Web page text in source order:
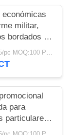
económicas
militar,
bordados de
algodón del
del hierro
USD 0.1-0.5/pc MOQ:100 PC por diseño
para
particulares
3,25